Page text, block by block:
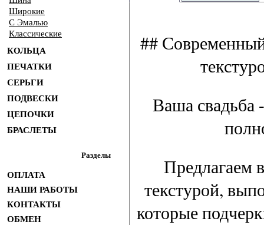
Широкие
С Эмалью
Классические
КОЛЬЦА
ПЕЧАТКИ
СЕРЬГИ
ПОДВЕСКИ
ЦЕПОЧКИ
БРАСЛЕТЫ
Разделы
ОПЛАТА
НАШИ РАБОТЫ
КОНТАКТЫ
ОБМЕН
##
Ваша свадьба
Предлагаем
текстурой,
которые